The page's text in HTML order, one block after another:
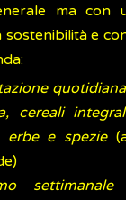
ma con
sostenibilità e
cereali
erbe e spezie